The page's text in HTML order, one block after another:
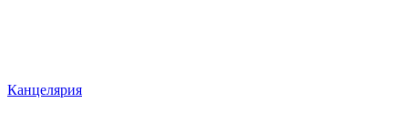
Канцелярия